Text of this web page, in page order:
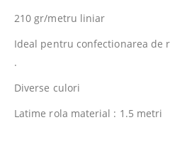
210 gr/metru liniar
Ideal pentru confectionarea de
.
Diverse culori
Latime rola material : 1.5 metri